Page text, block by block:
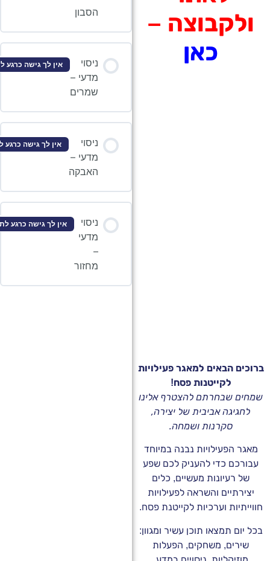
ניסוי
מדעי –
אין לך גישה כרגע לתוכן זה
ניסוי
מדעי –
אין לך גישה כרגע לתוכן זה
ניסוי
מדעי
אין לך גישה כרגע לתוכן זה
–
כאן
הבאים למאגר פעילויות
לקייטנות פסח!
שבחרתם להצטרף אלינו
אביבית של יצירה,
סקרנות ושמחה.
נבנה במיוחד
כדי להעניק לכם שפע
מעשיים, כלים
והשראה לפעילויות
וערכיות לקייטנת פסח.
תמצאו תוכן עשיר ומגוון:
משחקים, הפעלות